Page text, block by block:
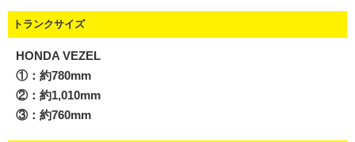
トランクサイズ
HONDA VEZEL
①：約780mm
②：約1,010mm
③：約760mm